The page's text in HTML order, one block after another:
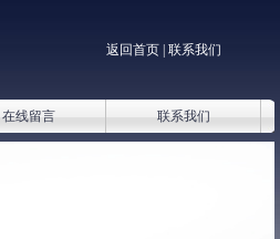
返回首页 联系我们
在线留言 联系我们